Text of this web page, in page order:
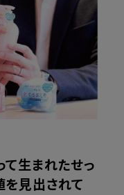
て生まれたせっ
を見出されて